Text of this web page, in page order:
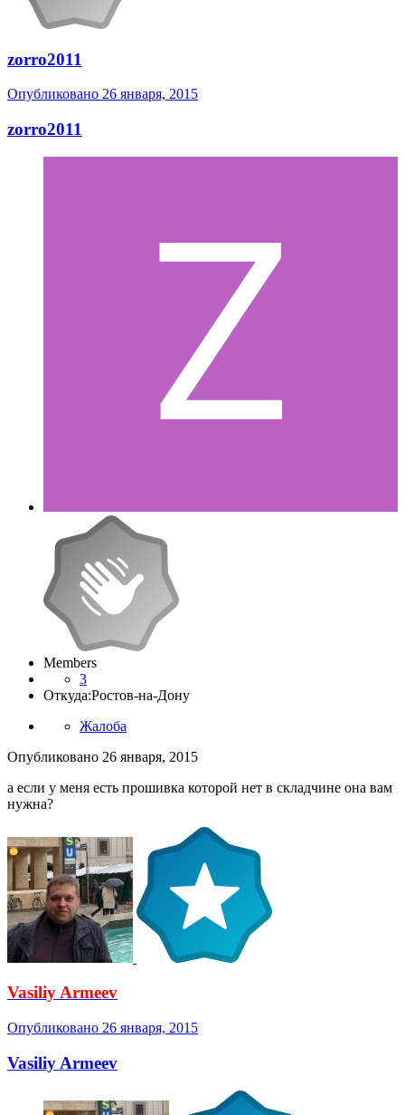
zorro2011
Опубликовано 26 января, 2015
zorro2011
Members
3
Откуда:Ростов-на-Дону
Жалоба
Опубликовано 26 января, 2015
а если у меня есть прошивка которой нет в складчине она вам
нужна?
Vasiliy Armeev
Опубликовано 26 января, 2015
Vasiliy Armeev